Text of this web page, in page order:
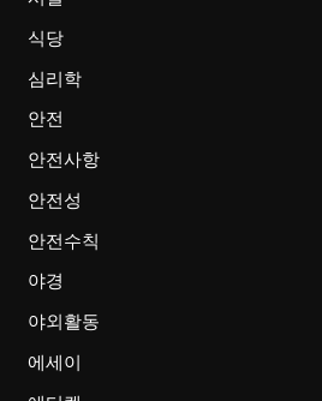
식당
심리학
안전
안전사항
안전성
안전수칙
야경
야외활동
에세이